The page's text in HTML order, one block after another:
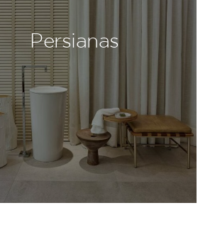
Persianas